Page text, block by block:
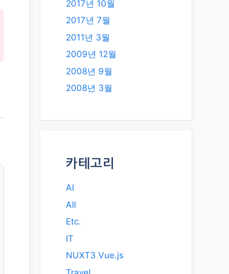
2017년 10월
2017년 7월
2011년 3월
2009년 12월
2008년 9월
2008년 3월
카테고리
AI
All
Etc.
IT
NUXT3 Vue.js